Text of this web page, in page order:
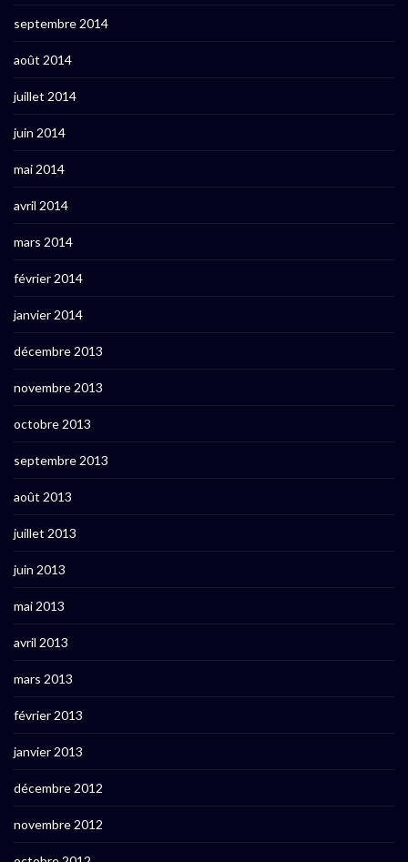
septembre 2014
août 2014
juillet 2014
juin 2014
mai 2014
avril 2014
mars 2014
février 2014
janvier 2014
décembre 2013
novembre 2013
octobre 2013
septembre 2013
août 2013
juillet 2013
juin 2013
mai 2013
avril 2013
mars 2013
février 2013
janvier 2013
décembre 2012
novembre 2012